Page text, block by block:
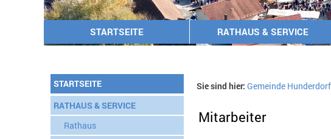
STARTSEITE RATHAUS & SERVICE
STARTSEITE
RATHAUS & SERVICE
Rathaus
Sie sind hier: Gemeinde Hunderdorf
Mitarbeiter